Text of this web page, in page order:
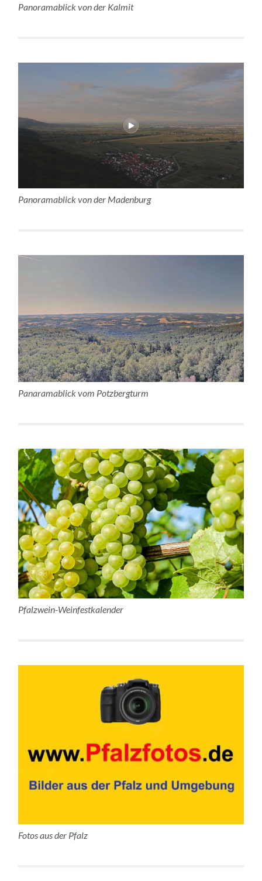
Panoramablick von der Kalmit
Panoramablick von der Madenburg
Panaramablick vom Potzbergturm
Pfalzwein-Weinfestkalender
Fotos aus der Pfalz